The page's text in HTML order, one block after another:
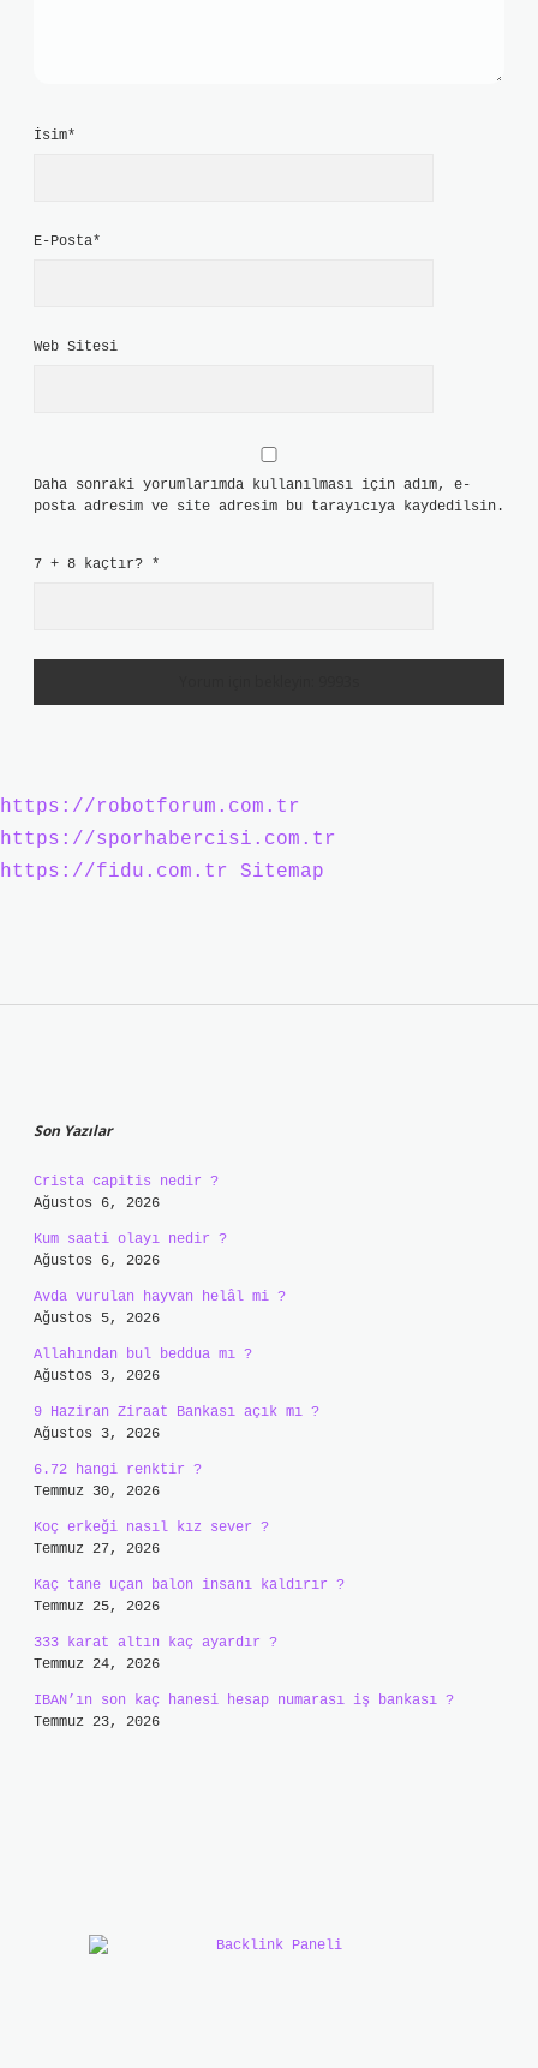
İsim*
E-Posta*
Web Sitesi
Daha sonraki yorumlarımda kullanılması için adım, e-
posta adresim ve site adresim bu tarayıcıya kaydedilsin.
7 + 8 kaçtır? *
https://robotforum.com.tr
https://sporhabercisi.com.tr
https://fidu.com.tr
Sitemap
Son Yazılar
Crista capitis nedir ?
Ağustos 6, 2026
Kum saati olayı nedir ?
Ağustos 6, 2026
Avda vurulan hayvan helâl mi ?
Ağustos 5, 2026
Allahından bul beddua mı ?
Ağustos 3, 2026
9 Haziran Ziraat Bankası açık mı ?
Ağustos 3, 2026
6.72 hangi renktir ?
Temmuz 30, 2026
Koç erkeği nasıl kız sever ?
Temmuz 27, 2026
Kaç tane uçan balon insanı kaldırır ?
Temmuz 25, 2026
333 karat altın kaç ayardır ?
Temmuz 24, 2026
IBAN’ın son kaç hanesi hesap numarası iş bankası ?
Temmuz 23, 2026